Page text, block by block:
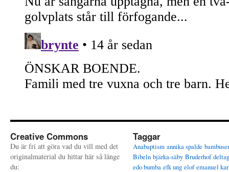
Creative Commons
Du är fri att göra vad du vill med det
originalmaterial du hittar här så länge
du:
Taggar
Anabaptism annika spalde bambuser
Bibeln bjärka-säby Bruderhof
edo bumba efk ung elof emanuel